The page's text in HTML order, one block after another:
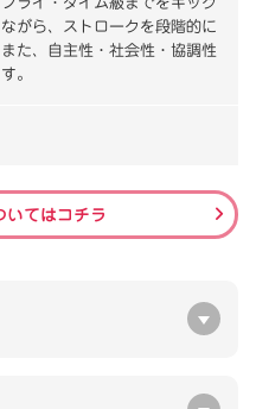
がら、ストロークを段階的に
た、自主性・社会性・協調性
。
いてはコチラ